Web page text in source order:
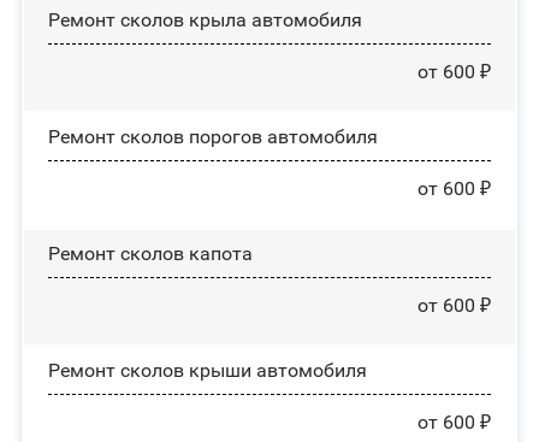
Ремонт сколов крыла автомобиля
от 600 ₽
Ремонт сколов порогов автомобиля
от 600 ₽
Ремонт сколов капота
от 600 ₽
Ремонт сколов крыши автомобиля
от 600 ₽